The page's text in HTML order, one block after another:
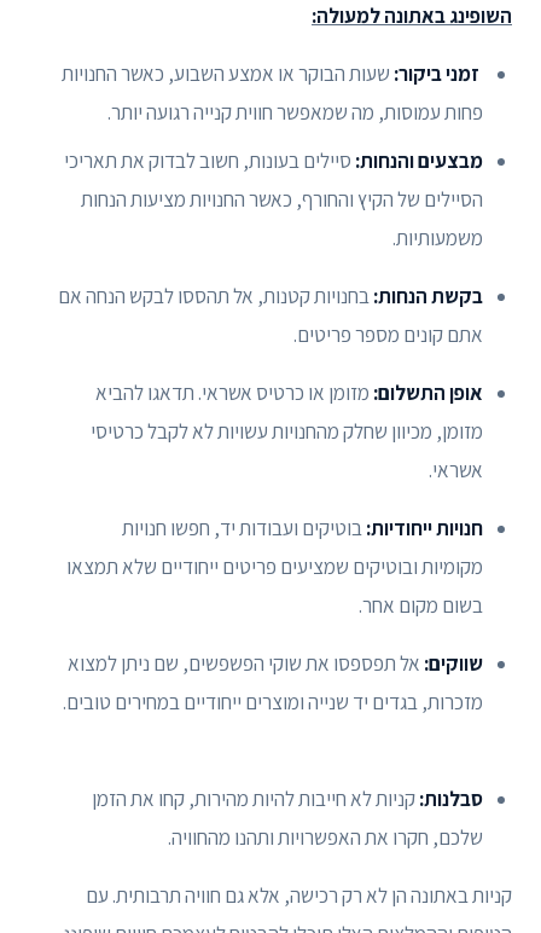
השופינג באתונה למעולה:
זמני ביקור: שעות הבוקר או אמצע השבוע, כאשר החנויות
פחות עמוסות, מה שמאפשר חווית קנייה רגועה יותר.
מבצעים והנחות: סיילים בעונות, חשוב לבדוק את תאריכי
הסיילים של הקיץ והחורף, כאשר החנויות מציעות הנחות
משמעותיות.
בקשת הנחות:בחנויות קטנות, אל תהססו לבקש הנחה אם
אתם קונים מספר פריטים.
אופן התשלום: מזומן או כרטיס אשראי. תדאגו להביא
מזומן, מכיוון שחלק מהחנויות עשויות לא לקבל כרטיסי
אשראי.
חנויות ייחודיות:בוטיקים ועבודות יד, חפשו חנויות
מקומיות ובוטיקים שמציעים פריטים ייחודיים שלא תמצאו
בשום מקום אחר.
שווקים: אל תפספסו את שוקי הפשפשים, שם ניתן למצוא
מזכרות, בגדים יד שנייה ומוצרים ייחודיים במחירים טובים.
סבלנות:קניות לא חייבות להיות מהירות, קחו את הזמן
שלכם, חקרו את האפשרויות ותהנו מהחוויה.
קניות באתונה הן לא רק רכישה, אלא גם חוויה תרבותית. עם